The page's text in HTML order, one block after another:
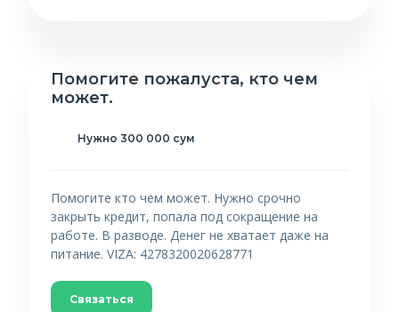
Помогите пожалуста, кто чем
может.
Нужно 300 000 сум
Помогите кто чем может. Нужно срочно
закрыть кредит, попала под сокращение на
работе. В разводе. Денег не хватает даже на
питание. VIZA: 4278320020628771
Связаться